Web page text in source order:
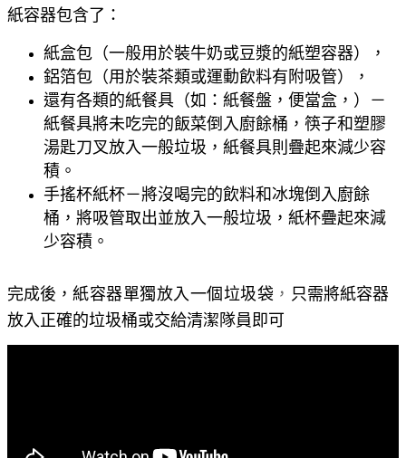
紙容器包含了：
紙盒包（一般用於裝牛奶或豆漿的紙塑容器），
鋁箔包（用於裝茶類或運動飲料有附吸管），
還有各類的紙餐具（如：紙餐盤，便當盒，）－
紙餐具將未吃完的飯菜倒入廚餘桶，筷子和塑膠
湯匙刀叉放入一般垃圾，紙餐具則疊起來減少容
積。
手搖杯紙杯－將沒喝完的飲料和冰塊倒入廚餘
桶，將吸管取出並放入一般垃圾，紙杯疊起來減
少容積。
完成後， 紙容器單獨放入一個垃圾袋 ， 只需將紙容器
放入正確的垃圾桶或交給清潔隊員即可